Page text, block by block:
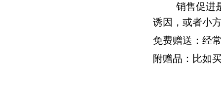
销售促进
诱因，或者小
免费赠送：经
附赠品：比如